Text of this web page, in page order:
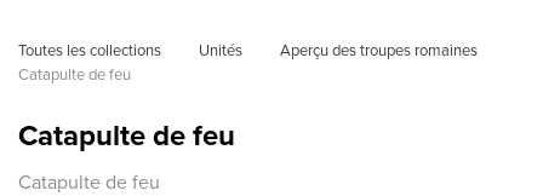
Toutes les collections Unités
Aperçu des troupes romaines
Catapulte de feu
Catapulte de feu
Catapulte de feu